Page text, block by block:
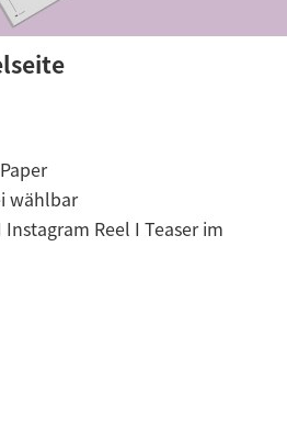
wählbar
Reel I Teaser im